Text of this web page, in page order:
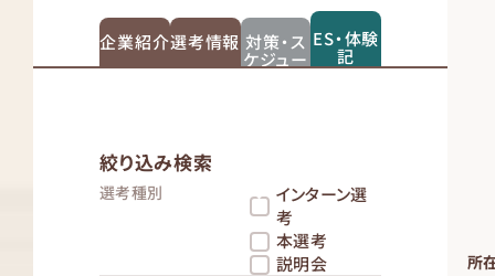
企業紹介選考情報 対策・ス
ケジュー
ES・体験
記
絞り込み検索
選考種別
インターン選
考
本選考
説明会
所